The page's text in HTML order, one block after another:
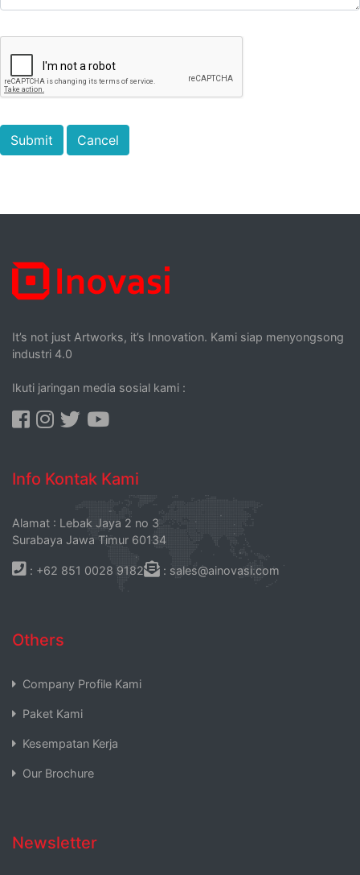
Submit Cancel
It’s not just Artworks, it’s Innovation. Kami siap menyongsong
industri 4.0
Ikuti jaringan media sosial kami :
Info Kontak Kami
Alamat : Lebak Jaya 2 no 3
Surabaya Jawa Timur 60134
: +62 851 0028 9182 : sales@ainovasi.com
Others
Company Profile Kami
Paket Kami
Kesempatan Kerja
Our Brochure
Newsletter